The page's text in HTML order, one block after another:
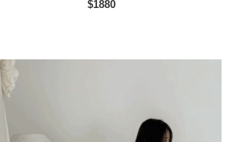
$1880